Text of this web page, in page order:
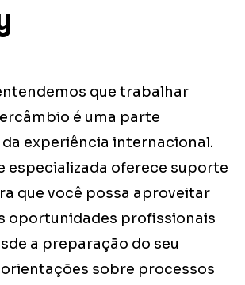
que trabalhar
é uma parte
experiência internacional.
especializada oferece suporte
que você possa aproveitar
oportunidades profissionais
a preparação do seu
sobre processos